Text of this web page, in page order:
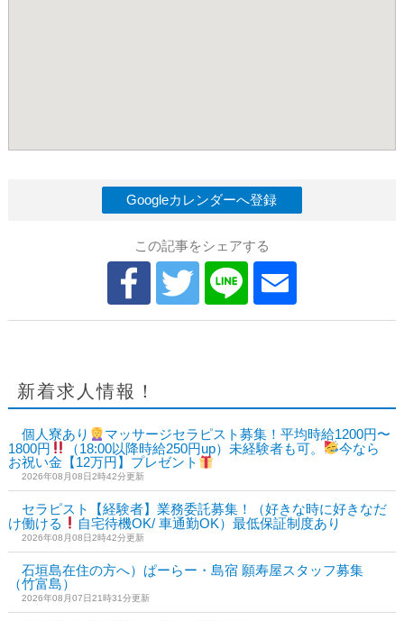
Googleカレンダーへ登録
この記事をシェアする
新着求人情報！
個人寮あり
マッサージセラピスト募集！平均時給1200円〜
1800円
（18:00以降時給250円up）未経験者も可。
今なら
お祝い金【12万円】プレゼント
2026年08月08日2時42分更新
セラピスト【経験者】業務委託募集！（好きな時に好きなだ
け働ける
自宅待機OK/ 車通勤OK）最低保証制度あり
2026年08月08日2時42分更新
石垣島在住の方へ）ぱーらー・島宿 願寿屋スタッフ募集
（竹富島）
2026年08月07日21時31分更新